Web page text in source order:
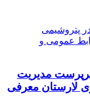
مدیریت
لارستان معرفی